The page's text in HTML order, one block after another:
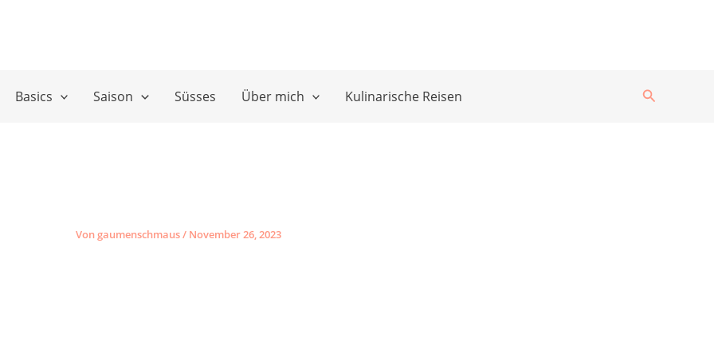
Basics Saison Süsses Über mich Kulinarische Reisen Suchen
Vongaumenschmaus/ November 26, 2023